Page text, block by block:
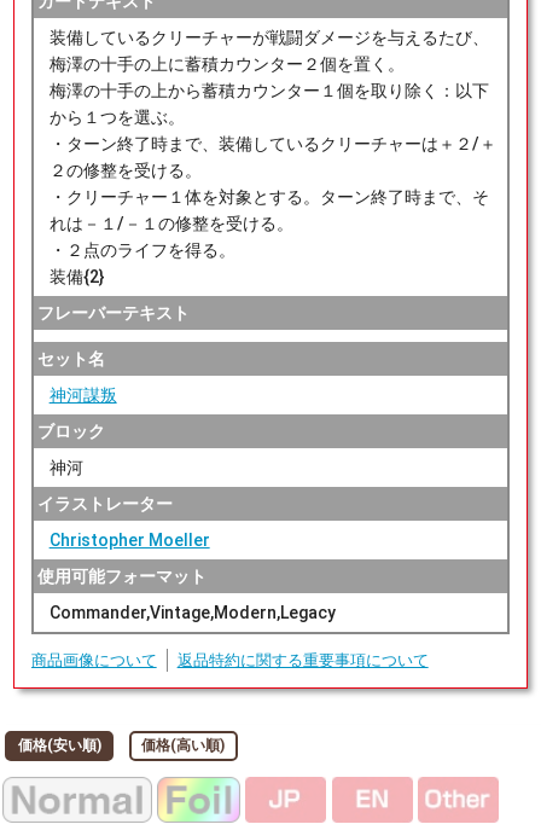
装備しているクリーチャーが戦闘ダメージを与えるたび、
梅澤の十手の上に蓄積カウンター２個を置く。
梅澤の十手の上から蓄積カウンター１個を取り除く：以下
から１つを選ぶ。
・ターン終了時まで、装備しているクリーチャーは＋２/＋
２の修整を受ける。
・クリーチャー１体を対象とする。ターン終了時まで、そ
れは－１/－１の修整を受ける。
・２点のライフを得る。
装備{2}
フレーバーテキスト
セット名
神河謀叛
ブロック
神河
イラストレーター
Christopher Moeller
使用可能フォーマット
Commander,Vintage,Modern,Legacy
商品画像について 返品特約に関する重要事項について
価格(安い順) 価格(高い順)